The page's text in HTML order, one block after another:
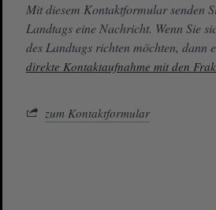
Mit diesem Kontaktformular senden
Landtags eine Nachricht. Wenn Sie
des Landtags richten möchten, dann
direkte Kontaktaufnahme mit den
zum Kontaktformular